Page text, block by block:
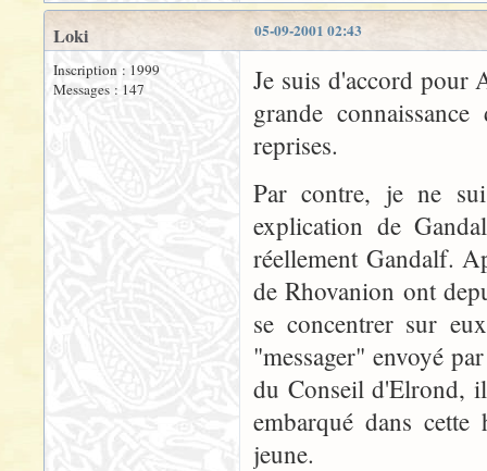
05-09-2001 02:43
Loki
Inscription : 1999
Messages : 147
Je suis d'accord pour
grande
reprises.
Par contre, je ne
explication de
réellement Gandalf.
de Rhovanion ont
se concentrer sur
"messager" envoyé
du Conseil d'Elrond,
embarqué dans
jeune.